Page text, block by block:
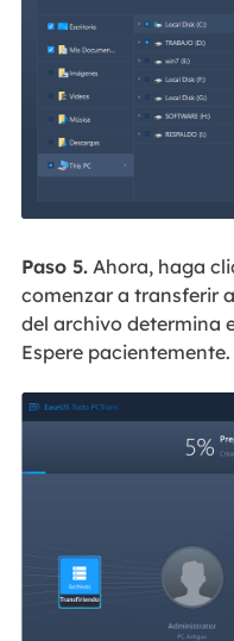
Paso 5.Ahora, haga
comenzar a transferir
del archivo determina
Espere pacientemente.